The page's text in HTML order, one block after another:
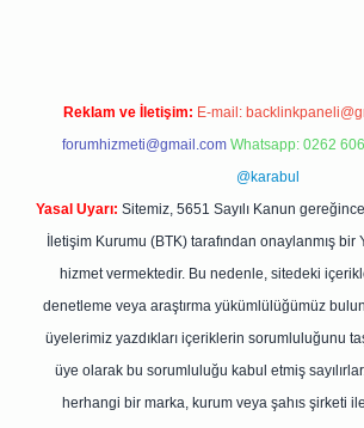
Reklam ve İletişim: E-mail:
forumhizmeti@gmail.com Whatsapp: 0262
@karabul
Yasal Uyarı: Sitemiz, 5651 Sayılı Kanun
İletişim Kurumu (BTK) tarafından onaylanmış bir
hizmet vermektedir. Bu nedenle, sitedeki
denetleme veya araştırma yükümlülüğümüz
üyelerimiz yazdıkları içeriklerin sorumluluğunu
üye olarak bu sorumluluğu kabul etmiş
herhangi bir marka, kurum veya şahıs şirketi